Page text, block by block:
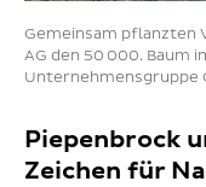
Gemeinsam pflanzten
AG den 50 000. Baum
Unternehmensgruppe
Piepenbrock
Zeichen für